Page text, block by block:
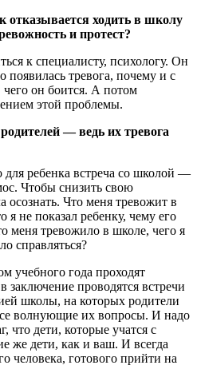
отказывается ходить в школу
и протест?
к специалисту, психологу. Он
появилась тревога, почему и с
чего он боится. А потом
этой проблемы.
— ведь их тревога
ребенка встреча со школой —
Чтобы снизить свою
осознать. Что меня тревожит в
я не показал ребенку, чему его
меня тревожило в школе, чего я
справляться?
учебного года проходят
заключение проводятся встречи
школы, на которых родители
волнующие их вопросы. И надо
что дети, которые учатся с
же дети, как и ваш. И всегда
человека, готового прийти на